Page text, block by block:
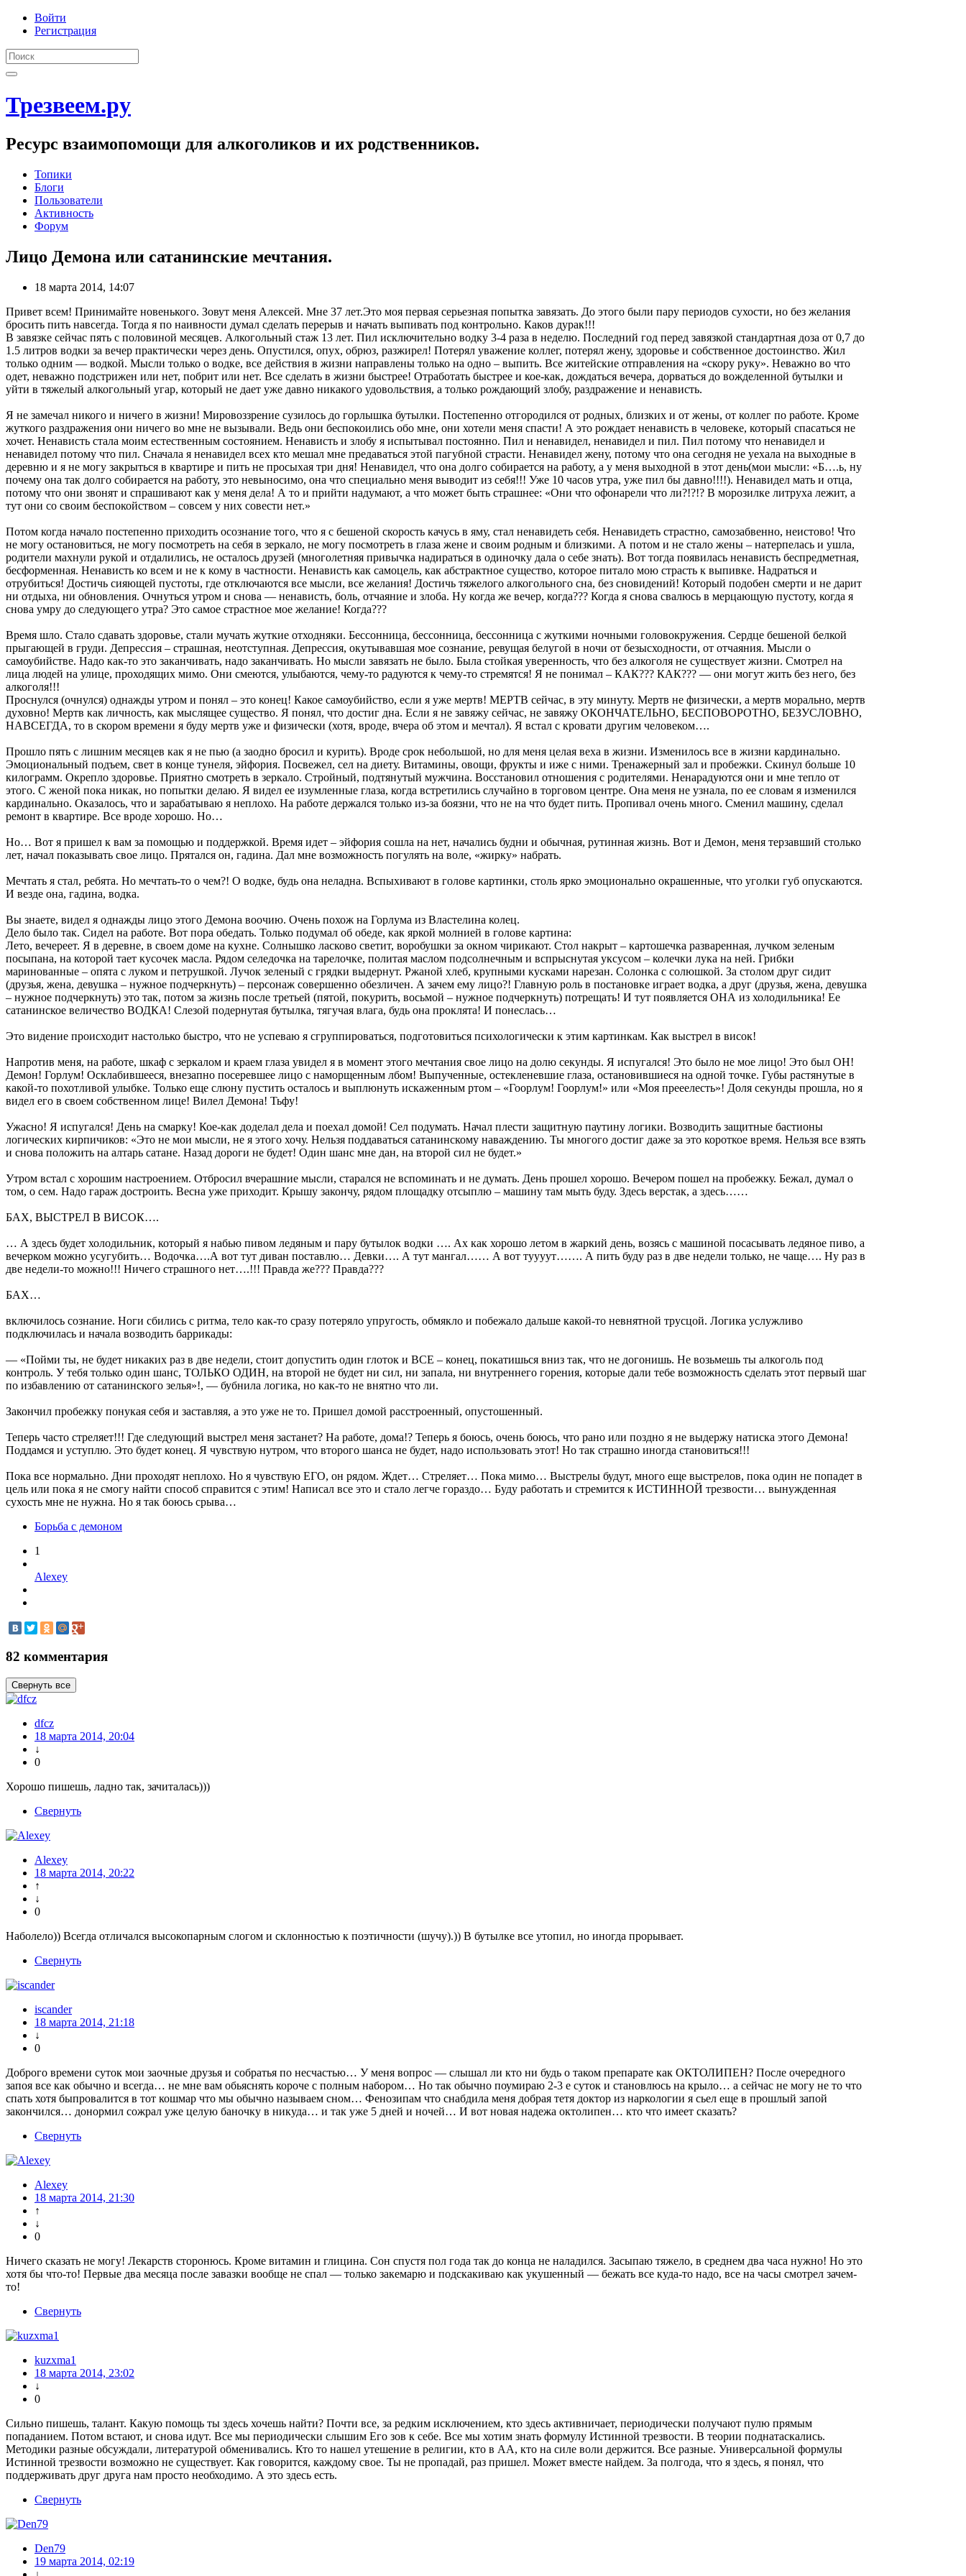
Войти
Регистрация
Трезвеем.ру
Ресурс взаимопомощи для алкоголиков и их родственников.
Топики
Блоги
Пользователи
Активность
Форум
Лицо Демона или сатанинские мечтания.
18 марта 2014, 14:07
Привет всем! Принимайте новенького. Зовут меня Алексей. Мне 37 лет.Это моя первая серьезная попытка завязать. До этого были пару периодов сухости, но без желания
бросить пить навсегда. Тогда я по наивности думал сделать перерыв и начать выпивать под контрольно. Каков дурак!!!
В завязке сейчас пять с половиной месяцев. Алкогольный стаж 13 лет. Пил исключительно водку 3-4 раза в неделю. Последний год перед завязкой стандартная доза от 0,7 до
1.5 литров водки за вечер практически через день. Опустился, опух, обрюз, разжирел! Потерял уважение коллег, потерял жену, здоровье и собственное достоинство. Жил
только одним — водкой. Мысли только о водке, все действия в жизни направлены только на одно – выпить. Все житейские отправления на «скору руку». Неважно во что
одет, неважно подстрижен или нет, побрит или нет. Все сделать в жизни быстрее! Отработать быстрее и кое-как, дождаться вечера, дорваться до вожделенной бутылки и
уйти в тяжелый алкогольный угар, который не дает уже давно никакого удовольствия, а только рождающий злобу, раздражение и ненависть.
Я не замечал никого и ничего в жизни! Мировоззрение сузилось до горлышка бутылки. Постепенно отгородился от родных, близких и от жены, от коллег по работе. Кроме
жуткого раздражения они ничего во мне не вызывали. Ведь они беспокоились обо мне, они хотели меня спасти! А это рождает ненависть в человеке, который спасаться не
хочет. Ненависть стала моим естественным состоянием. Ненависть и злобу я испытывал постоянно. Пил и ненавидел, ненавидел и пил. Пил потому что ненавидел и
ненавидел потому что пил. Сначала я ненавидел всех кто мешал мне предаваться этой пагубной страсти. Ненавидел жену, потому что она сегодня не уехала на выходные в
деревню и я не могу закрыться в квартире и пить не просыхая три дня! Ненавидел, что она долго собирается на работу, а у меня выходной в этот день(мои мысли: «Б….ь, ну
почему она так долго собирается на работу, это невыносимо, она что специально меня выводит из себя!!! Уже 10 часов утра, уже пил бы давно!!!!). Ненавидел мать и отца,
потому что они звонят и спрашивают как у меня дела! А то и прийти надумают, а что может быть страшнее: «Они что офонарели что ли?!?!? В морозилке литруха лежит, а
тут они со своим беспокойством – совсем у них совести нет.»
Потом когда начало постепенно приходить осознание того, что я с бешеной скорость качусь в яму, стал ненавидеть себя. Ненавидеть страстно, самозабвенно, неистово! Что
не могу остановиться, не могу посмотреть на себя в зеркало, не могу посмотреть в глаза жене и своим родным и близкими. А потом и не стало жены – натерпелась и ушла,
родители махнули рукой и отдалились, не осталось друзей (многолетняя привычка надираться в одиночку дала о себе знать). Вот тогда появилась ненависть беспредметная,
бесформенная. Ненависть ко всем и не к кому в частности. Ненависть как самоцель, как абстрактное существо, которое питало мою страсть к выпивке. Надраться и
отрубиться! Достичь сияющей пустоты, где отключаются все мысли, все желания! Достичь тяжелого алкогольного сна, без сновидений! Который подобен смерти и не дарит
ни отдыха, ни обновления. Очнуться утром и снова — ненависть, боль, отчаяние и злоба. Ну когда же вечер, когда??? Когда я снова свалюсь в мерцающую пустоту, когда я
снова умру до следующего утра? Это самое страстное мое желание! Когда???
Время шло. Стало сдавать здоровье, стали мучать жуткие отходняки. Бессонница, бессонница, бессонница с жуткими ночными головокружения. Сердце бешеной белкой
прыгающей в груди. Депрессия – страшная, неотступная. Депрессия, окутывавшая мое сознание, ревущая белугой в ночи от безысходности, от отчаяния. Мысли о
самоубийстве. Надо как-то это заканчивать, надо заканчивать. Но мысли завязать не было. Была стойкая уверенность, что без алкоголя не существует жизни. Смотрел на
лица людей на улице, проходящих мимо. Они смеются, улыбаются, чему-то радуются к чему-то стремятся! Я не понимал – КАК??? КАК??? — они могут жить без него, без
алкоголя!!!
Проснулся (очнулся) однажды утром и понял – это конец! Какое самоубийство, если я уже мертв! МЕРТВ сейчас, в эту минуту. Мертв не физически, а мертв морально, мертв
духовно! Мертв как личность, как мыслящее существо. Я понял, что достиг дна. Если я не завяжу сейчас, не завяжу ОКОНЧАТЕЛЬНО, БЕСПОВОРОТНО, БЕЗУСЛОВНО,
НАВСЕГДА, то в скором времени я буду мертв уже и физически (хотя, вроде, вчера об этом и мечтал). Я встал с кровати другим человеком….
Прошло пять с лишним месяцев как я не пью (а заодно бросил и курить). Вроде срок небольшой, но для меня целая веха в жизни. Изменилось все в жизни кардинально.
Эмоциональный подъем, свет в конце тунеля, эйфория. Посвежел, сел на диету. Витамины, овощи, фрукты и иже с ними. Тренажерный зал и пробежки. Скинул больше 10
килограмм. Окрепло здоровье. Приятно смотреть в зеркало. Стройный, подтянутый мужчина. Восстановил отношения с родителями. Ненарадуются они и мне тепло от
этого. С женой пока никак, но попытки делаю. Я видел ее изумленные глаза, когда встретились случайно в торговом центре. Она меня не узнала, по ее словам я изменился
кардинально. Оказалось, что и зарабатываю я неплохо. На работе держался только из-за боязни, что не на что будет пить. Пропивал очень много. Сменил машину, сделал
ремонт в квартире. Все вроде хорошо. Но…
Но… Вот я пришел к вам за помощью и поддержкой. Время идет – эйфория сошла на нет, начались будни и обычная, рутинная жизнь. Вот и Демон, меня терзавший столько
лет, начал показывать свое лицо. Прятался он, гадина. Дал мне возможность погулять на воле, «жирку» набрать.
Мечтать я стал, ребята. Но мечтать-то о чем?! О водке, будь она неладна. Вспыхивают в голове картинки, столь ярко эмоционально окрашенные, что уголки губ опускаются.
И везде она, гадина, водка.
Вы знаете, видел я однажды лицо этого Демона воочию. Очень похож на Горлума из Властелина колец.
Дело было так. Сидел на работе. Вот пора обедать. Только подумал об обеде, как яркой молнией в голове картина:
Лето, вечереет. Я в деревне, в своем доме на кухне. Солнышко ласково светит, воробушки за окном чирикают. Стол накрыт – картошечка разваренная, лучком зеленым
посыпана, на которой тает кусочек масла. Рядом селедочка на тарелочке, политая маслом подсолнечным и вспрыснутая уксусом – колечки лука на ней. Грибки
маринованные – опята с луком и петрушкой. Лучок зеленый с грядки выдернут. Ржаной хлеб, крупными кусками нарезан. Солонка с солюшкой. За столом друг сидит
(друзья, жена, девушка – нужное подчеркнуть) – персонаж совершенно обезличен. А зачем ему лицо?! Главную роль в постановке играет водка, а друг (друзья, жена, девушка
– нужное подчеркнуть) это так, потом за жизнь после третьей (пятой, покурить, восьмой – нужное подчеркнуть) потрещать! И тут появляется ОНА из холодильника! Ее
сатанинское величество ВОДКА! Слезой подернутая бутылка, тягучая влага, будь она проклята! И понеслась…
Это видение происходит настолько быстро, что не успеваю я сгруппироваться, подготовиться психологически к этим картинкам. Как выстрел в висок!
Напротив меня, на работе, шкаф с зеркалом и краем глаза увидел я в момент этого мечтания свое лицо на долю секунды. Я испугался! Это было не мое лицо! Это был ОН!
Демон! Горлум! Осклабившееся, внезапно посеревшее лицо с наморщенным лбом! Выпученные, остекленевшие глаза, остановившиеся на одной точке. Губы растянутые в
какой-то похотливой улыбке. Только еще слюну пустить осталось и выплюнуть искаженным ртом – «Гоорлум! Гоорлум!» или «Моя прееелесть»! Доля секунды прошла, но я
видел его в своем собственном лице! Вилел Демона! Тьфу!
Ужасно! Я испугался! День на смарку! Кое-как доделал дела и поехал домой! Сел подумать. Начал плести защитную паутину логики. Возводить защитные бастионы
логических кирпичиков: «Это не мои мысли, не я этого хочу. Нельзя поддаваться сатанинскому наваждению. Ты многого достиг даже за это короткое время. Нельзя все взять
и снова положить на алтарь сатане. Назад дороги не будет! Один шанс мне дан, на второй сил не будет.»
Утром встал с хорошим настроением. Отбросил вчерашние мысли, старался не вспоминать и не думать. День прошел хорошо. Вечером пошел на пробежку. Бежал, думал о
том, о сем. Надо гараж достроить. Весна уже приходит. Крышу закончу, рядом площадку отсыплю – машину там мыть буду. Здесь верстак, а здесь……
БАХ, ВЫСТРЕЛ В ВИСОК….
… А здесь будет холодильник, который я набью пивом ледяным и пару бутылок водки …. Ах как хорошо летом в жаркий день, возясь с машиной посасывать ледяное пиво, а
вечерком можно усугубить… Водочка….А вот тут диван поставлю… Девки…. А тут мангал…… А вот туууут……. А пить буду раз в две недели только, не чаще…. Ну раз в
две недели-то можно!!! Ничего страшного нет….!!! Правда же??? Правда???
БАХ…
включилось сознание. Ноги сбились с ритма, тело как-то сразу потеряло упругость, обмякло и побежало дальше какой-то невнятной трусцой. Логика услужливо
подключилась и начала возводить баррикады:
— «Пойми ты, не будет никаких раз в две недели, стоит допустить один глоток и ВСЕ – конец, покатишься вниз так, что не догонишь. Не возьмешь ты алкоголь под
контроль. У тебя только один шанс, ТОЛЬКО ОДИН, на второй не будет ни сил, ни запала, ни внутреннего горения, которые дали тебе возможность сделать этот первый шаг
по избавлению от сатанинского зелья»!, — бубнила логика, но как-то не внятно что ли.
Закончил пробежку понукая себя и заставляя, а это уже не то. Пришел домой расстроенный, опустошенный.
Теперь часто стреляет!!! Где следующий выстрел меня застанет? На работе, дома!? Теперь я боюсь, очень боюсь, что рано или поздно я не выдержу натиска этого Демона!
Поддамся и уступлю. Это будет конец. Я чувствую нутром, что второго шанса не будет, надо использовать этот! Но так страшно иногда становиться!!!
Пока все нормально. Дни проходят неплохо. Но я чувствую ЕГО, он рядом. Ждет… Cтреляет… Пока мимо… Выстрелы будут, много еще выстрелов, пока один не попадет в
цель или пока я не смогу найти способ справится с этим! Написал все это и стало легче гораздо… Буду работать и стремится к ИСТИННОЙ трезвости… вынужденная
сухость мне не нужна. Но я так боюсь срыва…
Борьба с демоном
1
Alexey
82 комментария
Свернуть все
dfcz
18 марта 2014, 20:04
↓
0
Хорошо пишешь, ладно так, зачиталась)))
Свернуть
Alexey
18 марта 2014, 20:22
↑
↓
0
Наболело)) Всегда отличался высокопарным слогом и склонностью к поэтичности (шучу).)) В бутылке все утопил, но иногда прорывает.
Свернуть
iscander
18 марта 2014, 21:18
↓
0
Доброго времени суток мои заочные друзья и собратья по несчастью… У меня вопрос — слышал ли кто ни будь о таком препарате как ОКТОЛИПЕН? После очередного
запоя все как обычно и всегда… не мне вам обьяснять короче с полным набором… Но так обычно поумираю 2-3 е суток и становлюсь на крыло… а сейчас не могу не то что
спать хотя быпровалится в тот кошмар что мы обычно называем сном… Фенозипам что снабдила меня добрая тетя доктор из наркологии я сьел еще в прошлый запой
закончился… донормил сожрал уже целую баночку в никуда… и так уже 5 дней и ночей… И вот новая надежа октолипен… кто что имеет сказать?
Свернуть
Alexey
18 марта 2014, 21:30
↑
↓
0
Ничего сказать не могу! Лекарств сторонюсь. Кроме витамин и глицина. Сон спустя пол года так до конца не наладился. Засыпаю тяжело, в среднем два часа нужно! Но это
хотя бы что-то! Первые два месяца после завазки вообще не спал — только закемарю и подскакиваю как укушенный — бежать все куда-то надо, все на часы смотрел зачем-
то!
Свернуть
kuzxma1
18 марта 2014, 23:02
↓
0
Сильно пишешь, талант. Какую помощь ты здесь хочешь найти? Почти все, за редким исключением, кто здесь активничает, периодически получают пулю прямым
попаданием. Потом встают, и снова идут. Все мы периодически слышим Его зов к себе. Все мы хотим знать формулу Истинной трезвости. В теории поднатаскались.
Методики разные обсуждали, литературой обменивались. Кто то нашел утешение в религии, кто в АА, кто на силе воли держится. Все разные. Универсальной формулы
Истинной трезвости возможно не существует. Как говорится, каждому свое. Ты не пропадай, раз пришел. Может вместе найдем. За полгода, что я здесь, я понял, что
поддерживать друг друга нам просто необходимо. А это здесь есть.
Свернуть
Den79
19 марта 2014, 02:19